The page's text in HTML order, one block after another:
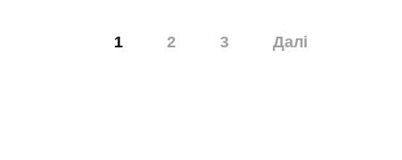
1 2 3 Далі